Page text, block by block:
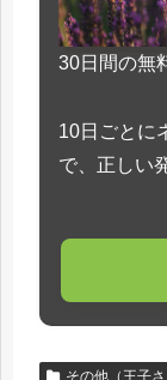
30日間の無
10日ごとに
で、正しい
その他（王子さ